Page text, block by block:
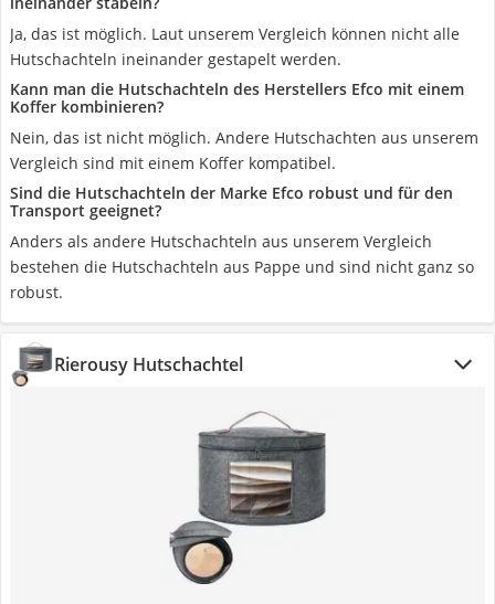
Ja, das ist möglich. Laut unserem Vergleich können nicht alle
Hutschachteln ineinander gestapelt werden.
Kann man die Hutschachteln des Herstellers Efco mit einem
Koffer kombinieren?
Nein, das ist nicht möglich. Andere Hutschachten aus unserem
Vergleich sind mit einem Koffer kompatibel.
Sind die Hutschachteln der Marke Efco robust und für den
Transport geeignet?
Anders als andere Hutschachteln aus unserem Vergleich
bestehen die Hutschachteln aus Pappe und sind nicht ganz so
robust.
Rierousy Hutschachtel